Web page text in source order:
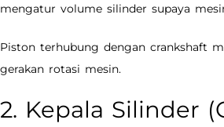
mengatur volume silinder supaya
Piston terhubung dengan crankshaft
gerakan rotasi mesin.
2. Kepala Silinder